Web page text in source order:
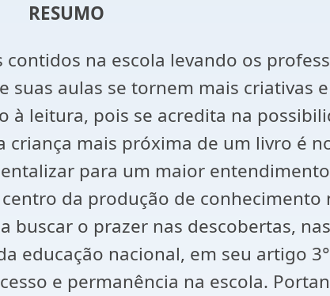
RESUMO
na escola levando os
suas aulas se tornem mais criativas
leitura, pois se acredita na
mais próxima de um livro é
para um maior
da produção de conhecimento
o prazer nas descobertas,
educação nacional, em seu artigo
e permanência na escola.